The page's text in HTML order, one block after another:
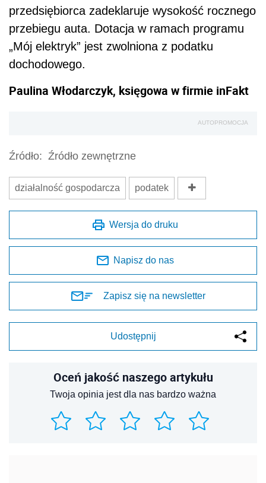
przedsiębiorca zadeklaruje wysokość rocznego
przebiegu auta. Dotacja w ramach programu
„Mój elektryk” jest zwolniona z podatku
dochodowego.
Paulina Włodarczyk, księgowa w firmie inFakt
AUTOPROMOCJA
Źródło: Źródło zewnętrzne
działalność gospodarcza podatek
Wersja do druku
Napisz do nas
Zapisz się na newsletter
Udostępnij
Oceń jakość naszego artykułu
Twoja opinia jest dla nas bardzo ważna